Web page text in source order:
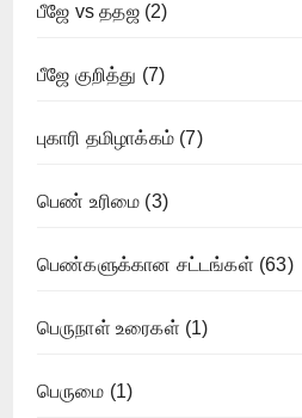
பீஜே vs ததஜ(2)
பீஜே குறித்து (7)
புகாரி தமிழாக்கம் (7)
பெண் உரிமை (3)
பெண்களுக்கான சட்டங்கள் (63)
பெருநாள் உரைகள் (1)
பெருமை (1)